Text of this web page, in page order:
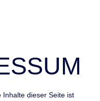
Inhalte dieser Seite ist